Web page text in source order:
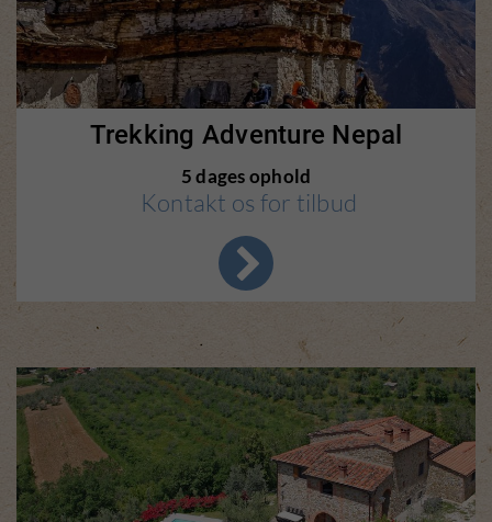
Trekking Adventure Nepal
5 dages ophold
Kontakt os for tilbud